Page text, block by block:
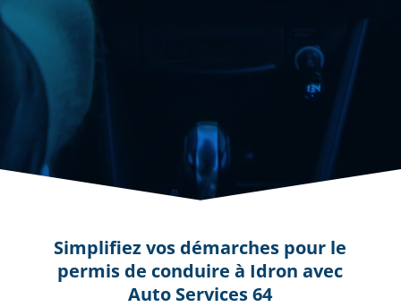
Simplifiez vos démarches pour le
permis de conduire à Idron avec
Auto Services 64